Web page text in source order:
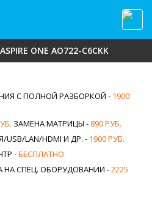
ONE AO722-C6CKK
С ПОЛНОЙ РАЗБОРКОЙ - 1900
ЗАМЕНА МАТРИЦЫ - 890 РУБ.
LAN/HDMI И ДР. - 1900 РУБ.
-БЕСПЛАТНО
НА СПЕЦ. ОБОРУДОВАНИИ -2225